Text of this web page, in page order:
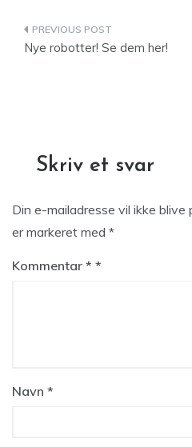
Indlægsnavigation
Nye robotter! Se dem her!
Skriv et svar
Din e-mailadresse vil ikke blive
er markeret med *
Kommentar *
Navn *